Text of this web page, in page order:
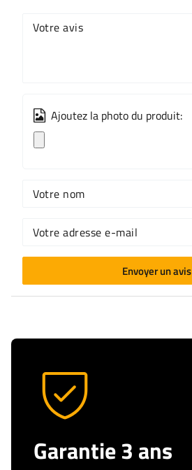
Votre avis
Ajoutez la photo du produit:
Votre nom
Votre adresse e-mail
Envoyer un avis
Garantie 3 ans